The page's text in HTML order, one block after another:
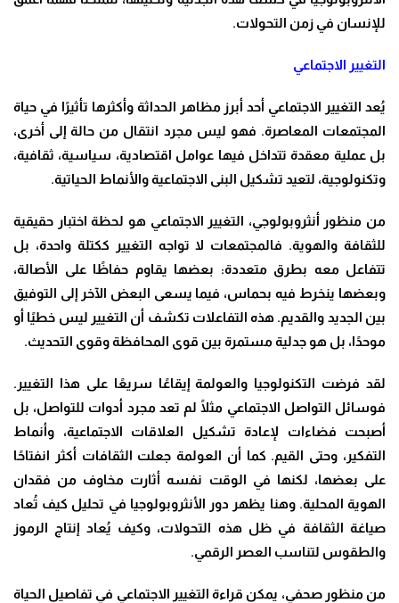
للإنسان في زمن التحولات.
التغيير الاجتماعي
يُعد التغيير الاجتماعي أحد أبرز مظاهر الحداثة وأكثرها تأثيرًا في حياة
المجتمعات المعاصرة. فهو ليس مجرد انتقال من حالة إلى أخرى،
بل عملية معقدة تتداخل فيها عوامل اقتصادية، سياسية، ثقافية،
وتكنولوجية، لتعيد تشكيل البنى الاجتماعية والأنماط الحياتية.
من منظور أنثروبولوجي، التغيير الاجتماعي هو لحظة اختبار حقيقية
للثقافة والهوية. فالمجتمعات لا تواجه التغيير ككتلة واحدة، بل
تتفاعل معه بطرق متعددة: بعضها يقاوم حفاظًا على الأصالة،
وبعضها ينخرط فيه بحماس، فيما يسعى البعض الآخر إلى التوفيق
بين الجديد والقديم. هذه التفاعلات تكشف أن التغيير ليس خطيًا أو
موحدًا، بل هو جدلية مستمرة بين قوى المحافظة وقوى التحديث.
لقد فرضت التكنولوجيا والعولمة إيقاعًا سريعًا على هذا التغيير.
فوسائل التواصل الاجتماعي مثلًا لم تعد مجرد أدوات للتواصل، بل
أصبحت فضاءات لإعادة تشكيل العلاقات الاجتماعية، وأنماط
التفكير، وحتى القيم. كما أن العولمة جعلت الثقافات أكثر انفتاحًا
على بعضها، لكنها في الوقت نفسه أثارت مخاوف من فقدان
الهوية المحلية. وهنا يظهر دور الأنثروبولوجيا في تحليل كيف تُعاد
صياغة الثقافة في ظل هذه التحولات، وكيف يُعاد إنتاج الرموز
والطقوس لتناسب العصر الرقمي.
من منظور صحفي، يمكن قراءة التغيير الاجتماعي في تفاصيل الحياة